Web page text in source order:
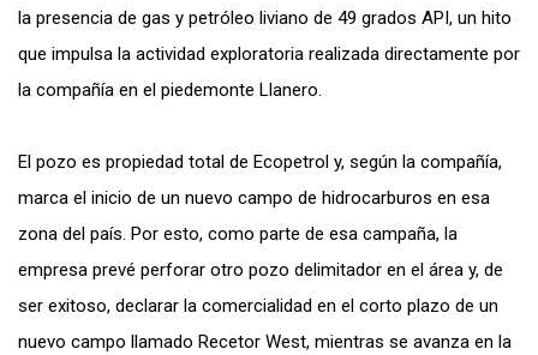
la presencia de gas y petróleo liviano de 49 grados API, un hito
que impulsa la actividad exploratoria realizada directamente por
la compañía en el piedemonte Llanero.
El pozo es propiedad total de Ecopetrol y, según la compañía,
marca el inicio de un nuevo campo de hidrocarburos en esa
zona del país. Por esto, como parte de esa campaña, la
empresa prevé perforar otro pozo delimitador en el área y, de
ser exitoso, declarar la comercialidad en el corto plazo de un
nuevo campo llamado Recetor West, mientras se avanza en la